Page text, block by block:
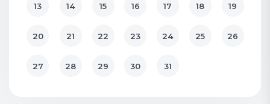
13 14 15 16 17 18 19
20 21 22 23 24 25 26
27 28 29 30 31